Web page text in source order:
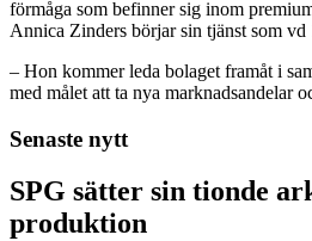
förmåga som befinner sig inom
Annica Zinders börjar sin tjänst som vd
– Hon kommer leda bolaget framåt i
med målet att ta nya marknadsandelar
Senaste nytt
SPG sätter sin tionde
produktion